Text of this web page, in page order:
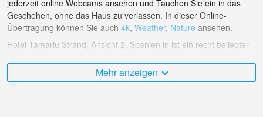
jederzeit online Webcams ansehen und Tauchen Sie ein in das
Geschehen, ohne das Haus zu verlassen. In dieser Online-
Übertragung können Sie auch 4k, Weather, Nature ansehen.
Hotel Tamariu Strand, Ansicht 2, Spanien in ist ein recht beliebter
Übertragungen bewertet.Mehr anzeigen